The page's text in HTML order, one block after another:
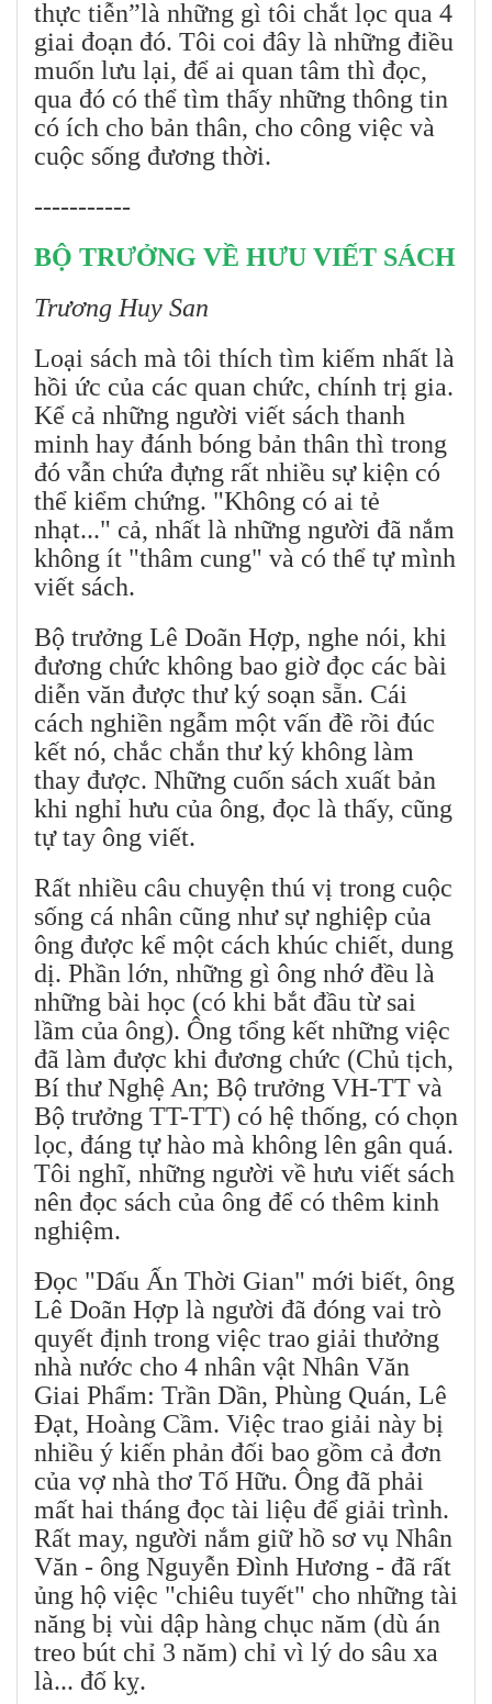
thực tiễn”là những gì tôi chắt lọc qua 4
giai đoạn đó. Tôi coi đây là những điều
muốn lưu lại, để ai quan tâm thì đọc,
qua đó có thể tìm thấy những thông tin
có ích cho bản thân, cho công việc và
cuộc sống đương thời.
-----------
BỘ TRƯỞNG VỀ HƯU VIẾT SÁCH
Trương Huy San
Loại sách mà tôi thích tìm kiếm nhất là
hồi ức của các quan chức, chính trị gia.
Kể cả những người viết sách thanh
minh hay đánh bóng bản thân thì trong
đó vẫn chứa đựng rất nhiều sự kiện có
thể kiểm chứng. "Không có ai tẻ
nhạt..." cả, nhất là những người đã nắm
không ít "thâm cung" và có thể tự mình
viết sách.
Bộ trưởng Lê Doãn Hợp, nghe nói, khi
đương chức không bao giờ đọc các bài
diễn văn được thư ký soạn sẵn. Cái
cách nghiền ngẫm một vấn đề rồi đúc
kết nó, chắc chắn thư ký không làm
thay được. Những cuốn sách xuất bản
khi nghỉ hưu của ông, đọc là thấy, cũng
tự tay ông viết.
Rất nhiều câu chuyện thú vị trong cuộc
sống cá nhân cũng như sự nghiệp của
ông được kể một cách khúc chiết, dung
dị. Phần lớn, những gì ông nhớ đều là
những bài học (có khi bắt đầu từ sai
lầm của ông). Ông tổng kết những việc
đã làm được khi đương chức (Chủ tịch,
Bí thư Nghệ An; Bộ trưởng VH-TT và
Bộ trưởng TT-TT) có hệ thống, có chọn
lọc, đáng tự hào mà không lên gân quá.
Tôi nghĩ, những người về hưu viết sách
nên đọc sách của ông để có thêm kinh
nghiệm.
Đọc "Dấu Ấn Thời Gian" mới biết, ông
Lê Doãn Hợp là người đã đóng vai trò
quyết định trong việc trao giải thưởng
nhà nước cho 4 nhân vật Nhân Văn
Giai Phẩm: Trần Dần, Phùng Quán, Lê
Đạt, Hoàng Cầm. Việc trao giải này bị
nhiều ý kiến phản đối bao gồm cả đơn
của vợ nhà thơ Tố Hữu. Ông đã phải
mất hai tháng đọc tài liệu để giải trình.
Rất may, người nắm giữ hồ sơ vụ Nhân
Văn - ông Nguyễn Đình Hương - đã rất
ủng hộ việc "chiêu tuyết" cho những tài
năng bị vùi dập hàng chục năm (dù án
treo bút chỉ 3 năm) chỉ vì lý do sâu xa
là... đố kỵ.